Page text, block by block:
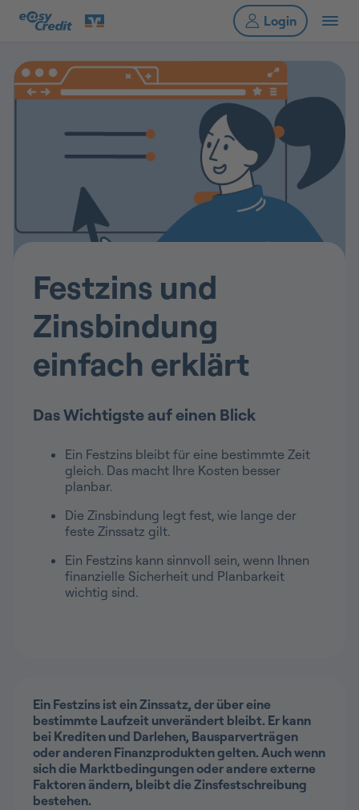
Festzins und
Zinsbindung
einfach erklärt
Das Wichtigste auf einen Blick
Ein Festzins bleibt für eine bestimmte Zeit
gleich. Das macht Ihre Kosten besser
planbar.
Die Zinsbindung legt fest, wie lange der
feste Zinssatz gilt.
Ein Festzins kann sinnvoll sein, wenn Ihnen
finanzielle Sicherheit und Planbarkeit
wichtig sind.
Ein Festzins ist ein Zinssatz, der über eine
bestimmte Laufzeit unverändert bleibt. Er kann
bei Krediten und Darlehen, Bausparverträgen
oder anderen Finanzprodukten gelten. Auch wenn
sich die Marktbedingungen oder andere externe
Faktoren ändern, bleibt die Zinsfestschreibung
bestehen.